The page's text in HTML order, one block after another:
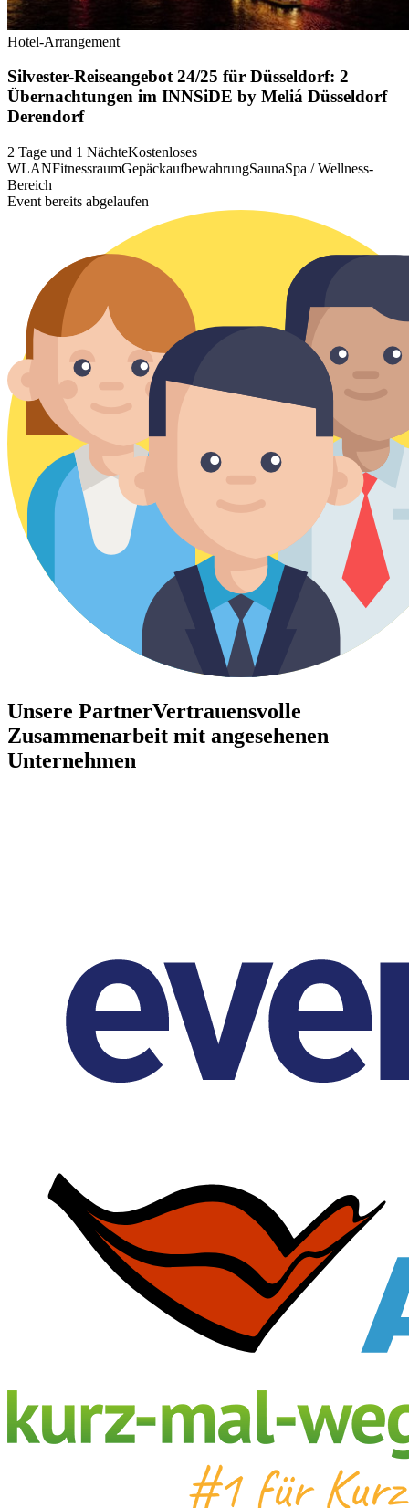
Hotel-Arrangement
Silvester-Reiseangebot 24/25 für Düsseldorf: 2
Übernachtungen im INNSiDE by Meliá Düsseldorf
Derendorf
2 Tage und 1 NächteKostenloses
WLANFitnessraumGepäckaufbewahrungSaunaSpa / Wellness-
Bereich
Event bereits abgelaufen
Unsere PartnerVertrauensvolle
Zusammenarbeit mit angesehenen
Unternehmen